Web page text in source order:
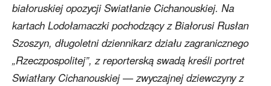
białoruskiej opozycji Swiatłanie Cichanouskiej. Na
kartach Lodołamaczki pochodzący z Białorusi Rusłan
Szoszyn, długoletni dziennikarz działu zagranicznego
„Rzeczpospolitej”, z reporterską swadą kreśli portret
Swiatłany Cichanouskiej — zwyczajnej dziewczyny z